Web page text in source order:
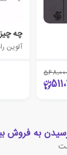
آلوین
رسیدن به